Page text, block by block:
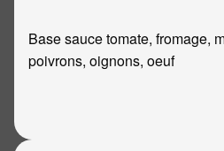
Base sauce tomate, fromage,
poivrons, oignons, oeuf